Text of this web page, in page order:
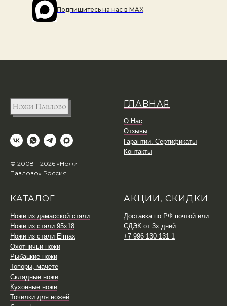
Подпишитесь на наc в MAX
© 2008—2026 «Ножи
Павлово» Россия
ГЛАВНАЯ
О Нас
Отзывы
Гарантии. Сертификаты
Контакты
КАТАЛОГ
Ножи из дамасской стали
Ножи из стали 95х18
Ножи из стали Elmax
Охотничьи ножи
Рыбацкие ножи
Топоры, мачете
Складные ножи
Кухонные ножи
Точилки для ножей
АКЦИИ, СКИДКИ
Доставка по РФ почтой или
СДЭК от 3х дней
+7 996 130 131 1